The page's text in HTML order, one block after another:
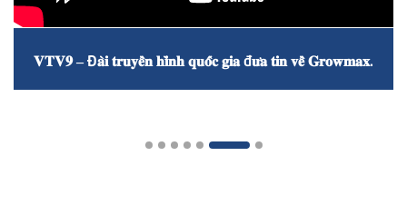
𝐕𝐓𝐕𝟗 – Đ𝐚̀𝐢 𝐭𝐫𝐮𝐲𝐞̂̀𝐧 𝐡𝐢̀𝐧𝐡 𝐪𝐮𝐨̂́𝐜 𝐠𝐢𝐚 đ𝐮̛𝐚 𝐭𝐢𝐧 𝐯𝐞̂̀ 𝐆𝐫𝐨𝐰𝐦𝐚𝐱.